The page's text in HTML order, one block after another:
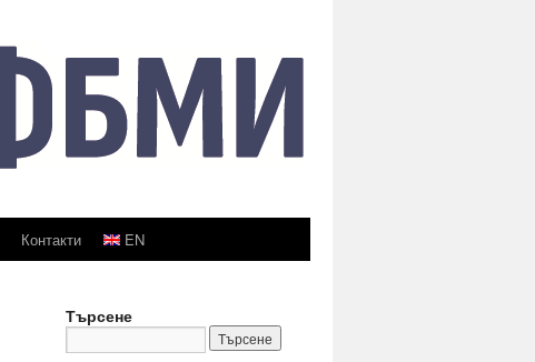
Контакти EN
Търсене